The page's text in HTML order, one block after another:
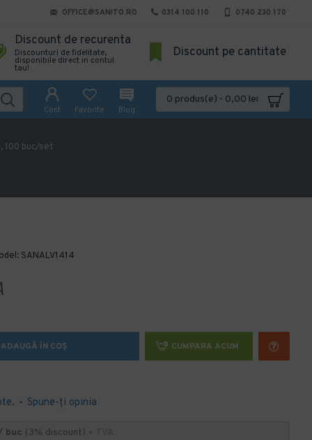
OFFICE@SANITO.RO 0314 100 110 0740 230 170
Discount de recurenta
Discounturi de fidelitate,
disponibile direct in contul
tau!
Discount pe cantitate
Cont Favorite Blog
0 produs(e) - 0,00 lei
100 buc/set
SANALV1414
- Spune-ţi opinia
ADAUGĂ ÎN COŞ CUMPARA ACUM
buc (3% discount)